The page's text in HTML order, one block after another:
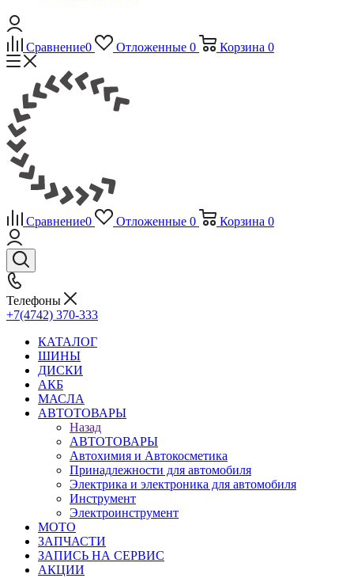
Сравнение0 Отложенные 0 Корзина 0
Сравнение0 Отложенные 0 Корзина 0
Телефоны
+7(4742) 370-333
КАТАЛОГ
ШИНЫ
ДИСКИ
АКБ
МАСЛА
АВТОТОВАРЫ
Назад
АВТОТОВАРЫ
Автохимия и Автокосметика
Принадлежности для автомобиля
Электрика и электроника для автомобиля
Инструмент
Электроинструмент
МОТО
ЗАПЧАСТИ
ЗАПИСЬ НА СЕРВИС
АКЦИИ